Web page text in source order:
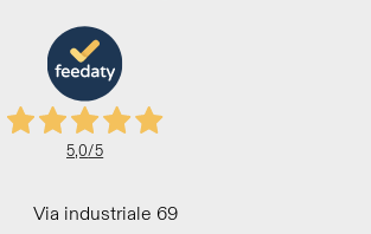
5,0/5
Via industriale 69